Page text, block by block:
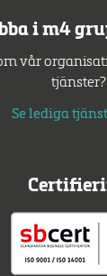
i m4
vår
tjänster?
Se lediga